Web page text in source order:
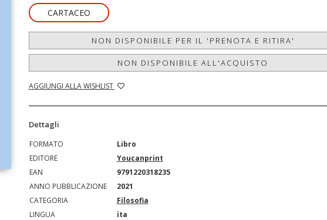
CARTACEO
NON DISPONIBILE PER IL 'PRENOTA E RITIRA'
NON DISPONIBILE ALL'ACQUISTO
AGGIUNGI ALLA WISHLIST
Dettagli
FORMATO
Libro
EDITORE
Youcanprint
EAN
9791220318235
ANNO PUBBLICAZIONE
2021
CATEGORIA
Filosofia
LINGUA
ita